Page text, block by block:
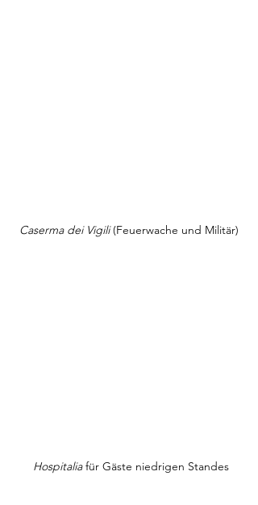
Caserma dei Vigili (Feuerwache und Militär)
Hospitalia für Gäste niedrigen Standes